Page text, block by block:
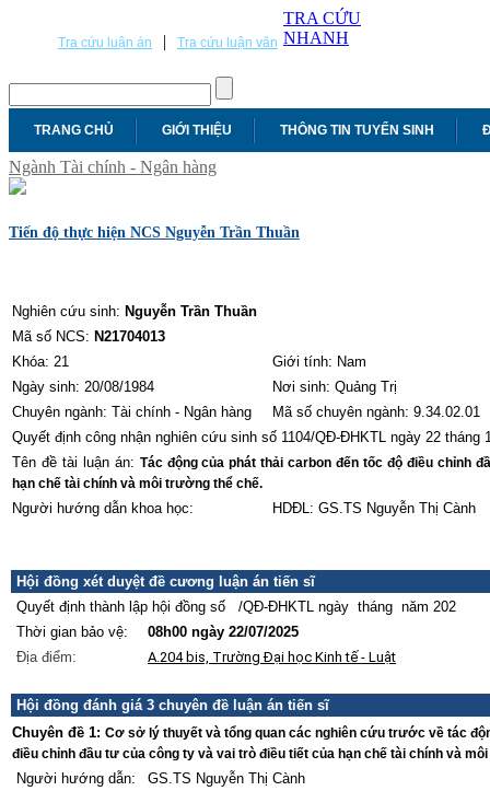
Tra cứu luận án | Tra cứu luận văn
TRA CỨU
NHANH
TRANG CHỦ GIỚI THIỆU THÔNG TIN TUYỂN SINH
Ngành Tài chính - Ngân hàng
Tiến độ thực hiện NCS Nguyễn Trần Thuần
Nghiên cứu sinh: Nguyễn Trần Thuần
Mã số NCS: N21704013
Khóa: 21
Giới tính: Nam
Ngày sinh: 20/08/1984
Nơi sinh: Quảng Trị
Chuyên ngành: Tài chính - Ngân hàng
Mã số chuyên ngành: 9.34.02.01
Quyết định công nhận nghiên cứu sinh số 1104/QĐ-ĐHKTL ngày 22 tháng
Tên đề tài luận án: Tác động của phát thải carbon đến tốc độ điều chỉnh
hạn chế tài chính và môi trường thể chế.
Người hướng dẫn khoa học: HDĐL: GS.TS Nguyễn Thị Cành
Hội đồng xét duyệt đề cương luận án tiến sĩ
Quyết định thành lập hội đồng số /QĐ-ĐHKTL ngày tháng năm 202
Thời gian bảo vệ:
08h00 ngày 22/07/2025
Địa điểm:
A.204 bis, Trường Đại học Kinh tế - Luật
Hội đồng đánh giá 3 chuyên đề luận án tiến sĩ
Chuyên đề 1: Cơ sở lý thuyết và tổng quan các nghiên cứu trước về tác
điều chỉnh đầu tư của công ty và vai trò điều tiết của hạn chế tài chính và
Người hướng dẫn:
GS.TS Nguyễn Thị Cành